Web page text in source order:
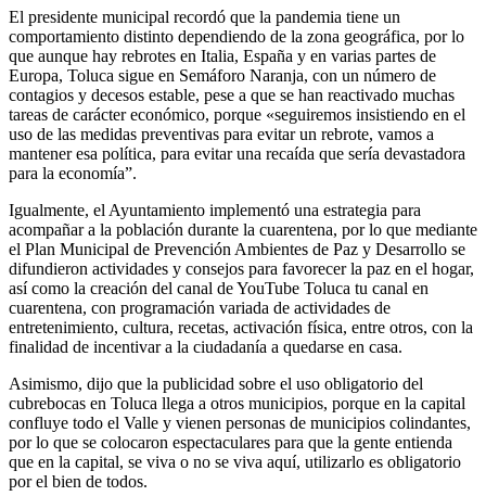
El presidente municipal recordó que la pandemia tiene un
comportamiento distinto dependiendo de la zona geográfica, por lo
que aunque hay rebrotes en Italia, España y en varias partes de
Europa, Toluca sigue en Semáforo Naranja, con un número de
contagios y decesos estable, pese a que se han reactivado muchas
tareas de carácter económico, porque «seguiremos insistiendo en el
uso de las medidas preventivas para evitar un rebrote, vamos a
mantener esa política, para evitar una recaída que sería devastadora
para la economía”.
Igualmente, el Ayuntamiento implementó una estrategia para
acompañar a la población durante la cuarentena, por lo que mediante
el Plan Municipal de Prevención Ambientes de Paz y Desarrollo se
difundieron actividades y consejos para favorecer la paz en el hogar,
así como la creación del canal de YouTube Toluca tu canal en
cuarentena, con programación variada de actividades de
entretenimiento, cultura, recetas, activación física, entre otros, con la
finalidad de incentivar a la ciudadanía a quedarse en casa.
Asimismo, dijo que la publicidad sobre el uso obligatorio del
cubrebocas en Toluca llega a otros municipios, porque en la capital
confluye todo el Valle y vienen personas de municipios colindantes,
por lo que se colocaron espectaculares para que la gente entienda
que en la capital, se viva o no se viva aquí, utilizarlo es obligatorio
por el bien de todos.